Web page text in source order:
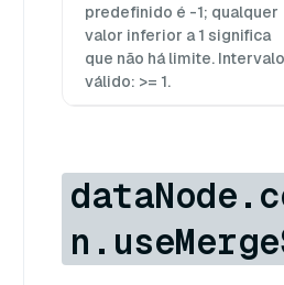
predefinido é -1; qualquer
valor inferior a 1 significa
que não há limite. Intervalo
válido: >= 1.